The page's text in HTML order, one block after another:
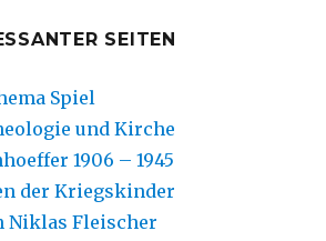
SEITEN
Spiel
und Kirche
1906 – 1945
der Kriegskinder
Niklas Fleischer